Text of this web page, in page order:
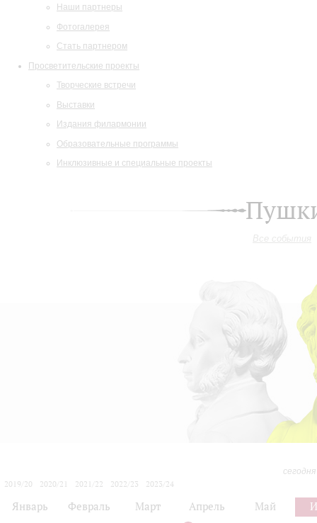
Наши партнеры
Фотогалерея
Стать партнером
Просветительские проекты
Творческие встречи
Выставки
Издания филармонии
Образовательные программы
Инклюзивные и специальные проекты
Все события
2019/20
2020/21 2021/22 2022/23
2023/24
Январь Февраль Март Апрель Май